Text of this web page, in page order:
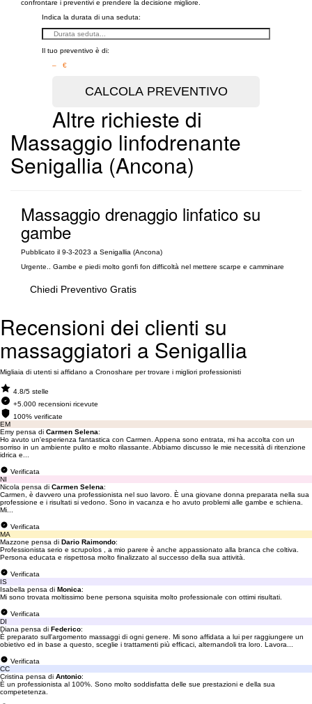
confrontare i preventivi e prendere la decisione migliore.
Indica la durata di una seduta:
Il tuo preventivo è di:
– €
Altre richieste di
Massaggio linfodrenante
Senigallia (Ancona)
Massaggio drenaggio linfatico su
gambe
Pubblicato il 9-3-2023 a Senigallia (Ancona)
Urgente.. Gambe e piedi molto gonfi fon difficoltà nel mettere scarpe e camminare
Chiedi Preventivo Gratis
Recensioni dei clienti su
massaggiatori a Senigallia
Migliaia di utenti si affidano a Cronoshare per trovare i migliori professionisti
4.8/5 stelle
+5.000 recensioni ricevute
100% verificate
EM
Emy pensa di Carmen Selena:
Ho avuto un'esperienza fantastica con Carmen. Appena sono entrata, mi ha accolta con un
sorriso in un ambiente pulito e molto rilassante. Abbiamo discusso le mie necessità di ritenzione
idrica e...
Verificata
NI
Nicola pensa di Carmen Selena:
Carmen, è davvero una professionista nel suo lavoro. È una giovane donna preparata nella sua
professione e i risultati si vedono. Sono in vacanza e ho avuto problemi alle gambe e schiena.
Mi...
Verificata
MA
Mazzone pensa di Dario Raimondo:
Professionista serio e scrupolos , a mio parere è anche appassionato alla branca che coltiva.
Persona educata e rispettosa molto finalizzato al successo della sua attività.
Verificata
IS
Isabella pensa di Monica:
Mi sono trovata moltissimo bene persona squisita molto professionale con ottimi risultati.
Verificata
DI
Diana pensa di Federico:
È preparato sull'argomento massaggi di ogni genere. Mi sono affidata a lui per raggiungere un
obietivo ed in base a questo, sceglie i trattamenti più efficaci, alternandoli tra loro. Lavora...
Verificata
CC
Cristina pensa di Antonio:
È un professionista al 100%. Sono molto soddisfatta delle sue prestazioni e della sua
competetenza.